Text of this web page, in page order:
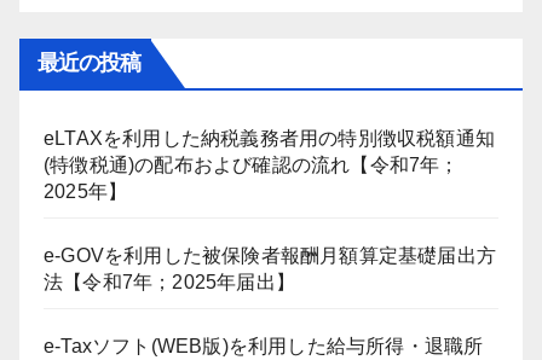
最近の投稿
eLTAXを利用した納税義務者用の特別徴収税額通知
(特徴税通)の配布および確認の流れ【令和7年；
2025年】
e-GOVを利用した被保険者報酬月額算定基礎届出方
法【令和7年；2025年届出】
e-Taxソフト(WEB版)を利用した給与所得・退職所